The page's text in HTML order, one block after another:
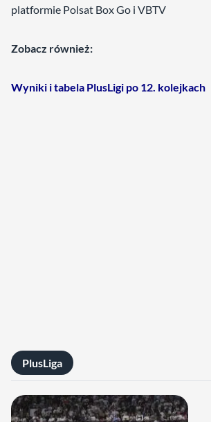
platformie Polsat Box Go i VBTV
Zobacz również:
Wyniki i tabela PlusLigi po 12. kolejkach
PlusLiga